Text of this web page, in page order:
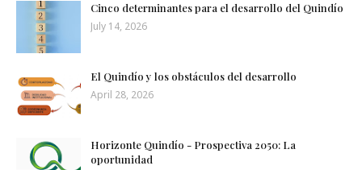
Cinco determinantes para el desarrollo del Quindío
July 14, 2026
El Quindío y los obstáculos del desarrollo
April 28, 2026
Horizonte Quindío - Prospectiva 2050: La
oportunidad